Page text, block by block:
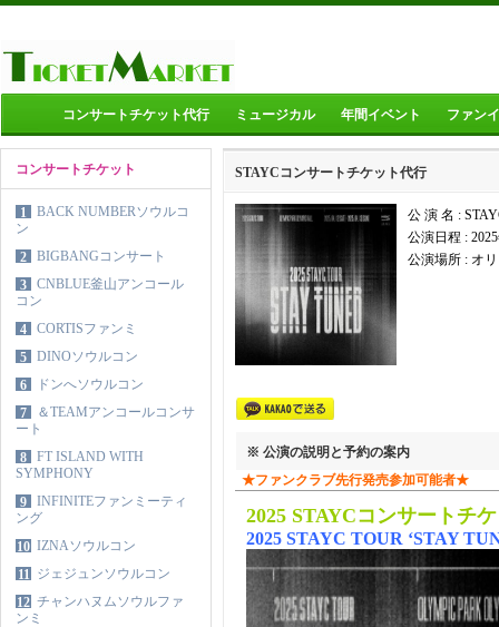
コンサートチケット代行 ミュージカル 年間イベント ファン
コンサートチケット
1
BACK NUMBERソウルコ
ン
2
BIGBANGコンサート
3
CNBLUE釜山アンコール
コン
4
CORTISファンミ
5
DINOソウルコン
6
ドンへソウルコン
7
＆TEAMアンコールコンサ
ート
8
FT ISLAND WITH
SYMPHONY
9
INFINITEファンミーティ
ング
10 IZNAソウルコン
11 ジェジュンソウルコン
12 チャンハヌムソウルファ
ンミ
STAYCコンサートチケット代行
公 演 名 :
公演日程 :
公演場所 : オ
※ 公演の説明と予約の案内
★ファンクラブ先行発売参加可能者★
2025 STAYCコンサートチ
2025 STAYC TOUR ‘STAY